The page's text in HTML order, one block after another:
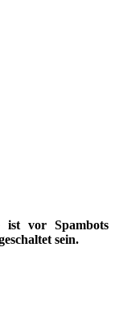
ist vor Spambots
sein.